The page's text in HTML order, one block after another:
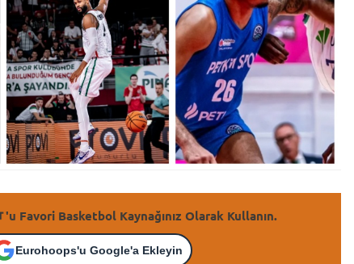
'u Favori Basketbol Kaynağınız Olarak Kullanın.
Eurohoops'u Google'a Ekleyin